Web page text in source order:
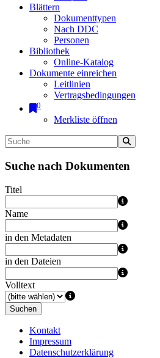
Blättern
Dokumenttypen
Nach DDC
Personen
Bibliothek
Online-Katalog
Dokumente einreichen
Leitlinien
Vertragsbedingungen
0
Merkliste öffnen
Suche nach Dokumenten
Titel
Name
in den Metadaten
in den Dateien
Volltext
Suchen
Kontakt
Impressum
Datenschutzerklärung